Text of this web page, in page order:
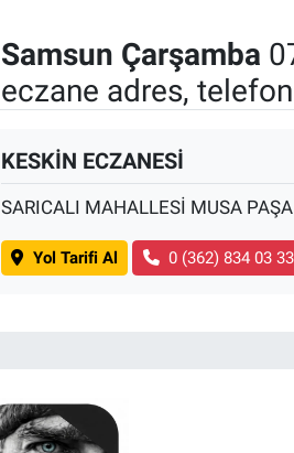
Samsun Çarşamba
eczane adres,
KESKİN ECZANESİ
SARICALI MAHALLESİ MUSA
Yol Tarifi Al 0 (362) 834 03 33